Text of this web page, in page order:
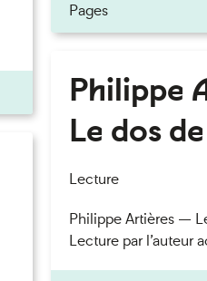
Pages
Philippe
Le dos
Lecture
Philippe Artières —
Lecture par l’auteur